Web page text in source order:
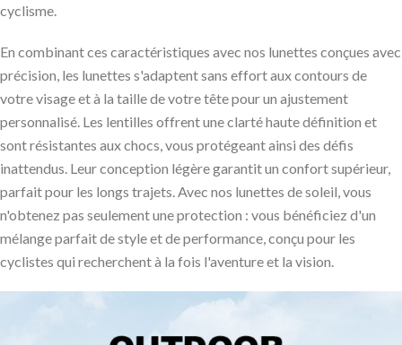
cyclisme.
En combinant ces caractéristiques avec nos lunettes conçues avec
précision, les lunettes s'adaptent sans effort aux contours de
votre visage et à la taille de votre tête pour un ajustement
personnalisé. Les lentilles offrent une clarté haute définition et
sont résistantes aux chocs, vous protégeant ainsi des défis
inattendus. Leur conception légère garantit un confort supérieur,
parfait pour les longs trajets. Avec nos lunettes de soleil, vous
n'obtenez pas seulement une protection : vous bénéficiez d'un
mélange parfait de style et de performance, conçu pour les
cyclistes qui recherchent à la fois l'aventure et la vision.